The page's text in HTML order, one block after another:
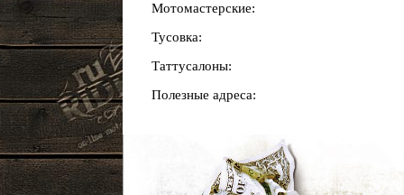
Мотомастерские:
Тусовка:
Таттусалоны:
Полезные адреса: